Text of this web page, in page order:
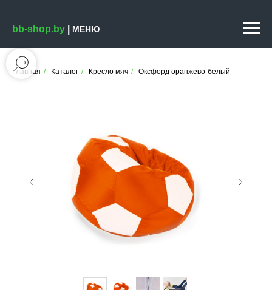
bb-shop.by МЕНЮ
Главная / Каталог / Кресло мяч / Оксфорд оранжево-белый